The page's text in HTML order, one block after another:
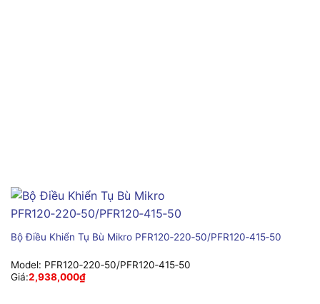
Bộ Điều Khiển Tụ Bù Mikro PFR120‑220‑50/PFR120‑415‑50
Model: PFR120‑220‑50/PFR120‑415‑50
Giá:2,938,000₫